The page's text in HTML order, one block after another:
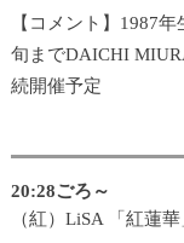
【コメント】1987
旬までDAICHI
続開催予定
20:28ごろ～
（紅）LiSA 「紅蓮華